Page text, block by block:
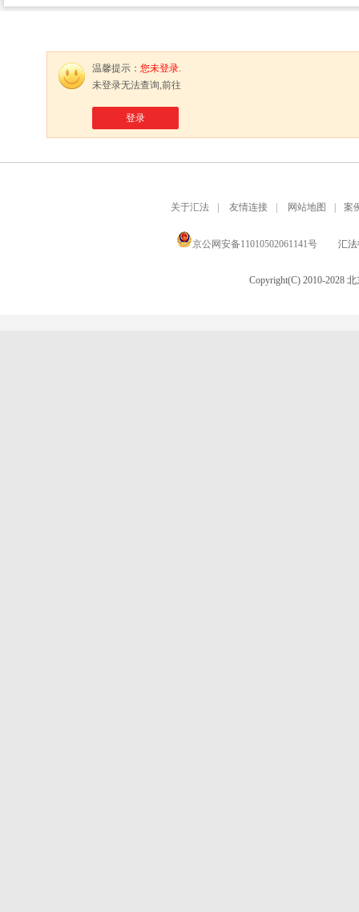
温馨提示： 您未登录.
未登录无法查询,前往
登录
关于汇法 友情连接 网站地图 案
京公网安备11010502061141号 汇法
Copyright(C) 2010-2028